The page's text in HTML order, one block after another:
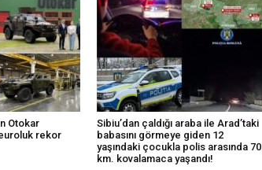
Otokar
rekor
Sibiu’dan çaldığı araba ile Arad’taki
babasını görmeye giden 12
yaşındaki çocukla polis arasında 70
km. kovalamaca yaşandı!